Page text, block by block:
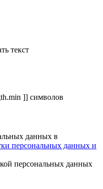
текст
]] символов
данных в
персональных данных и
персональных данных